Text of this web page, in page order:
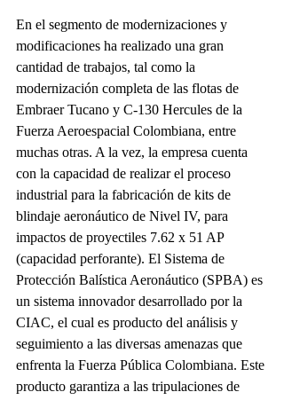
En el segmento de modernizaciones y
modificaciones ha realizado una gran
cantidad de trabajos, tal como la
modernización completa de las flotas de
Embraer Tucano y C-130 Hercules de la
Fuerza Aeroespacial Colombiana, entre
muchas otras. A la vez, la empresa cuenta
con la capacidad de realizar el proceso
industrial para la fabricación de kits de
blindaje aeronáutico de Nivel IV, para
impactos de proyectiles 7.62 x 51 AP
(capacidad perforante). El Sistema de
Protección Balística Aeronáutico (SPBA) es
un sistema innovador desarrollado por la
CIAC, el cual es producto del análisis y
seguimiento a las diversas amenazas que
enfrenta la Fuerza Pública Colombiana. Este
producto garantiza a las tripulaciones de